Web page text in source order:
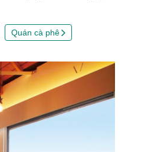
Quán cà phê